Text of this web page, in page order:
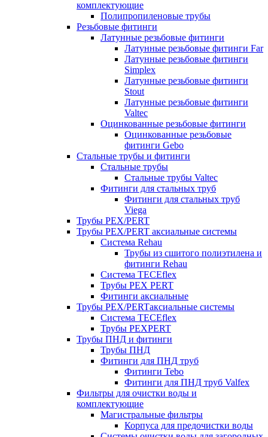
комплектующие
Полипропиленовые трубы
Резьбовые фитинги
Латунные резьбовые фитинги
Латунные резьбовые фитинги Far
Латунные резьбовые фитинги
Simplex
Латунные резьбовые фитинги
Stout
Латунные резьбовые фитинги
Valtec
Оцинкованные резьбовые фитинги
Оцинкованные резьбовые
фитинги Gebo
Стальные трубы и фитинги
Стальные трубы
Стальные трубы Valtec
Фитинги для стальных труб
Фитинги для стальных труб
Viega
Трубы PEX/PERT
Трубы PEX/PERT аксиальные системы
Система Rehau
Трубы из сшитого полиэтилена и
фитинги Rehau
Система TECEflex
Трубы PEX PERT
Фитинги аксиальные
Трубы PEX/PERTаксиальные системы
Система TECEflex
Трубы PEXPERT
Трубы ПНД и фитинги
Трубы ПНД
Фитинги для ПНД труб
Фитинги Tebo
Фитинги для ПНД труб Valfex
Фильтры для очистки воды и
комплектующие
Магистральные фильтры
Корпуса для предочистки воды